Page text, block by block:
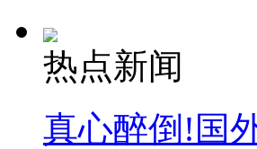
热点新闻
真心醉倒!国